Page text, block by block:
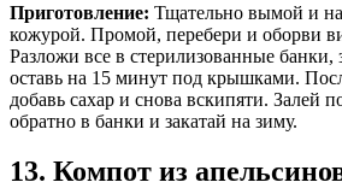
Приготовление: Тщательно вымой и
кожурой. Промой, перебери и оборви
Разложи все в стерилизованные банки,
оставь на 15 минут под крышками.
добавь сахар и снова вскипяти. Залей
обратно в банки и закатай на зиму.
13. Компот из